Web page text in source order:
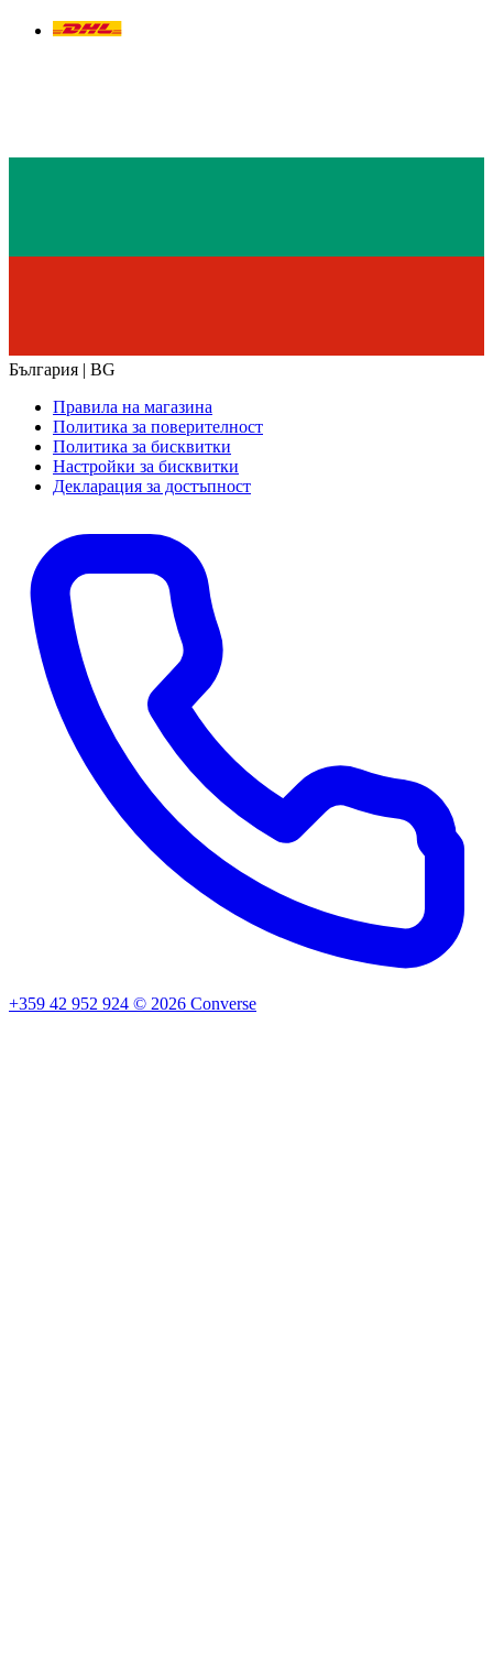
България | BG
Правила на магазина
Политика за поверителност
Политика за бисквитки
Настройки за бисквитки
Декларация за достъпност
+359 42 952 924 © 2026 Converse